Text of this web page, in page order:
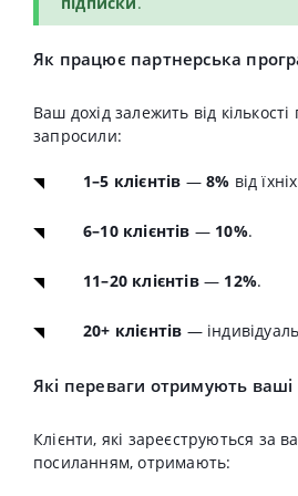
Як працює партнерська
Ваш дохід залежить від
запросили:
1–5 клієнтів —8% від
6–10 клієнтів — 10%.
11–20 клієнтів— 12%.
20+ клієнтів —
Які переваги отримують
Клієнти, які зареєструються за
посиланням, отримають: